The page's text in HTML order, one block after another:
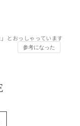
とおっしゃっています
参考になった